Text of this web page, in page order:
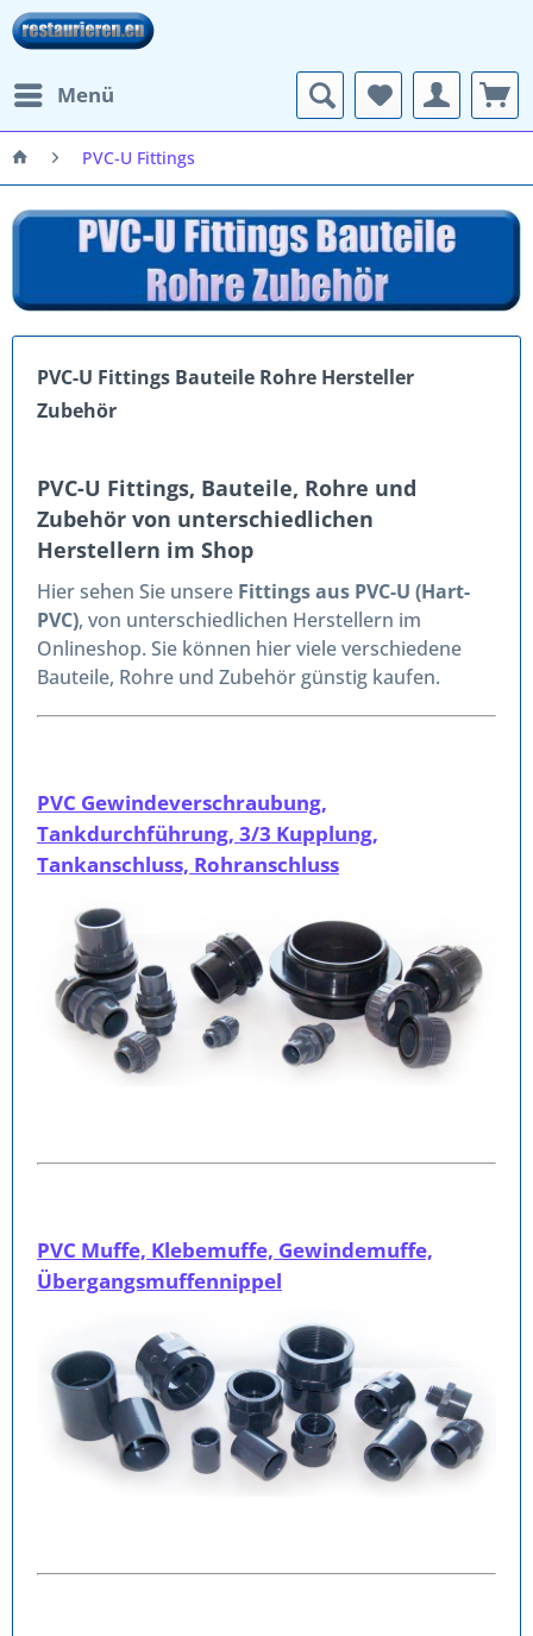
Menü
PVC-U Fittings
PVC-U Fittings Bauteile Rohre Hersteller
Zubehör
PVC-U Fittings, Bauteile, Rohre und
Zubehör von unterschiedlichen
Herstellern im Shop
Hier sehen Sie unsere Fittings aus PVC-U (Hart-
PVC), von unterschiedlichen Herstellern im
Onlineshop. Sie können hier viele verschiedene
Bauteile, Rohre und Zubehör günstig kaufen.
PVC Gewindeverschraubung,
Tankdurchführung, 3/3 Kupplung,
Tankanschluss, Rohranschluss
PVC Muffe, Klebemuffe, Gewindemuffe,
Übergangsmuffennippel